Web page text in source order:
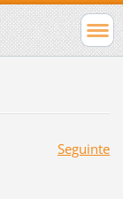
Seguinte